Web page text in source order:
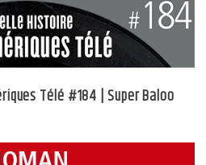
Télé #184 | Super Baloo